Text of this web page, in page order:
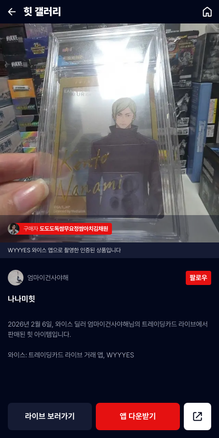
힛 갤러리
구매자 도도도독쌈무요정쌈아치김채원
WYYYES 와이스 앱으로 촬영한 인증된 상품입니다
엄마이건사야해 팔로우
나나미힛
2026년 2월 6일, 와이스 딜러 엄마이건사야해님의 트레이딩카드 라이브에서
판매된 힛 아이템입니다.
와이스: 트레이딩카드 라이브 거래 앱, WYYYES
라이브 보러가기 앱 다운받기